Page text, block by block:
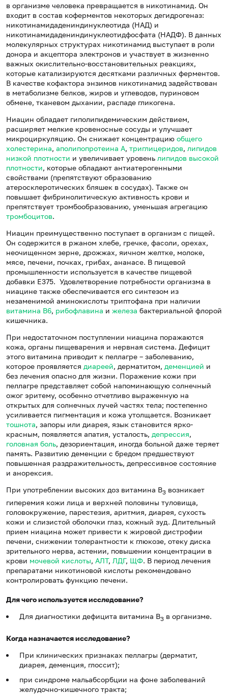
в организме человека превращается в никотинамид. Он
входит в состав коферментов некоторых дегидрогеназ:
никотинамидадениндинуклеотида (НАД) и
никотинамидадениндинуклеотидфосфата (НАДФ). В данных
молекулярных структурах никотинамид выступает в роли
донора и акцептора электронов и участвует в жизненно
важных окислительно-восстановительных реакциях,
которые катализируются десятками различных ферментов.
В качестве кофактора энзимов никотинамид задействован
в метаболизме белков, жиров и углеводов, пуриновом
обмене, тканевом дыхании, распаде гликогена.
Ниацин обладает гиполипидемическим действием,
расширяет мелкие кровеносные сосуды и улучшает
микроциркуляцию. Он снижает концентрацию общего
холестерина, аполипопротеина А, триглицеридов, липидов
низкой плотности и увеличивает уровень липидов высокой
плотности, которые обладают антиатерогенными
свойствами (препятствуют образованию
атеросклеротических бляшек в сосудах). Также он
повышает фибринолитическую активность крови и
препятствует тромбообразованию, уменьшая агрегацию
тромбоцитов.
Ниацин преимущественно поступает в организм с пищей.
Он содержится в ржаном хлебе, гречке, фасоли, орехах,
неочищенном зерне, дрожжах, яичном желтке, молоке,
мясе, печени, почках, грибах, ананасе. В пищевой
промышленности используется в качестве пищевой
добавки Е375. Удовлетворение потребности организма в
ниацине также обеспечивается его синтезом из
незаменимой аминокислоты триптофана при наличии
витамина В6, рибофлавина и железа бактериальной флорой
кишечника.
При недостаточном поступлении ниацина поражаются
кожа, органы пищеварения и нервная система. Дефицит
этого витамина приводит к пеллагре – заболеванию,
которое проявляется диареей, дерматитом, деменцией и
без лечения опасно для жизни. Поражение кожи при
пеллагре представляет собой напоминающую солнечный
ожог эритему, особенно отчетливо выраженную на
открытых для солнечных лучей частях тела; постепенно
усиливается пигментация и кожа утолщается. Возникает
тошнота, запоры или диарея, язык становится ярко-
красным, появляется апатия, усталость, депрессия,
головная боль, дезориентация, иногда больной даже теряет
память. Развитию деменции с бредом предшествуют
повышенная раздражительность, депрессивное состояние
и анорексия.
При употреблении высоких доз витамина В3 возникает
гиперемия кожи лица и верхней половины туловища,
головокружение, парестезия, аритмия, диарея, сухость
кожи и слизистой оболочки глаз, кожный зуд. Длительный
прием ниацина может привести к жировой дистрофии
печени, снижении толерантности к глюкозе, отеку диска
зрительного нерва, астении, повышении концентрации в
крови мочевой кислоты, АЛТ, ЛДГ, ЩФ. В период лечения
препаратами никотиновой кислоты рекомендовано
контролировать функцию печени.
Для чего используется исследование?
Для диагностики дефицита витамина В3 в организме.
Когда назначается исследование?
При клинических признаках пеллагры (дерматит,
диарея, деменция, глоссит);
при синдроме мальабсорбции на фоне заболеваний
желудочно-кишечного тракта;